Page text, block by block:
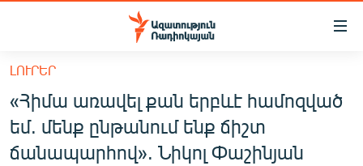
Մատչելիության
հիմնական
բովանդակությանը
Անցնել
հիմնական
մենյուին
ՀԱՅԱՍՏԱՆ
ՔԱՂԱՔԱԿԱՆ
ԼՈՒՐԵՐ
«Հիմա առավել քան երբևէ համոզված
եմ. մենք ընթանում ենք ճիշտ
ճանապարհով». Նիկոլ Փաշինյան